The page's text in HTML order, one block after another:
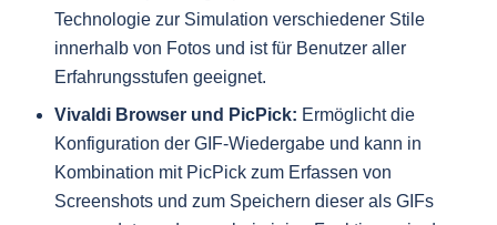
Technologie zur Simulation verschiedener Stile
innerhalb von Fotos und ist für Benutzer aller
Erfahrungsstufen geeignet.
Vivaldi Browser und PicPick: Ermöglicht die
Konfiguration der GIF-Wiedergabe und kann in
Kombination mit PicPick zum Erfassen von
Screenshots und zum Speichern dieser als GIFs